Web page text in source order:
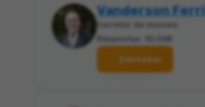
Vanderson Ferri
Corretor de imóveis
Respostas: 10.068
Contatar